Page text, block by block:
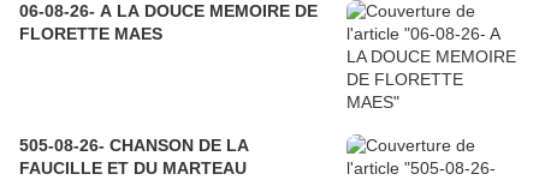
06-08-26- A LA DOUCE MEMOIRE DE
FLORETTE MAES
505-08-26- CHANSON DE LA
FAUCILLE ET DU MARTEAU